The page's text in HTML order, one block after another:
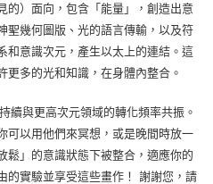
的）面向，包含「能量」，創造出意
聖幾何圖版、光的語言傳輸，以及符
和意識次元，產生以太上的連結。這
更多的光和知識，在身體內整合。
與更高次元領域的轉化頻率共振。
可以用他們來冥想，或是晚間時放一
鬆」的意識狀態下被整合，適應你的
的實驗並享受這些畫作！ 謝謝您，請